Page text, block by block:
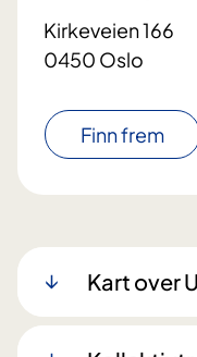
Kirkeveien 166
0450 Oslo
Finn frem
Kart over